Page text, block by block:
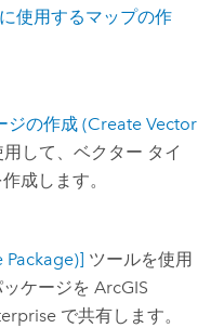
使用するマップの作
ジの作成 (Create Vector
して、ベクター タイ
成します。
Package)] ツールを使用
ケージを ArcGIS
で共有します。